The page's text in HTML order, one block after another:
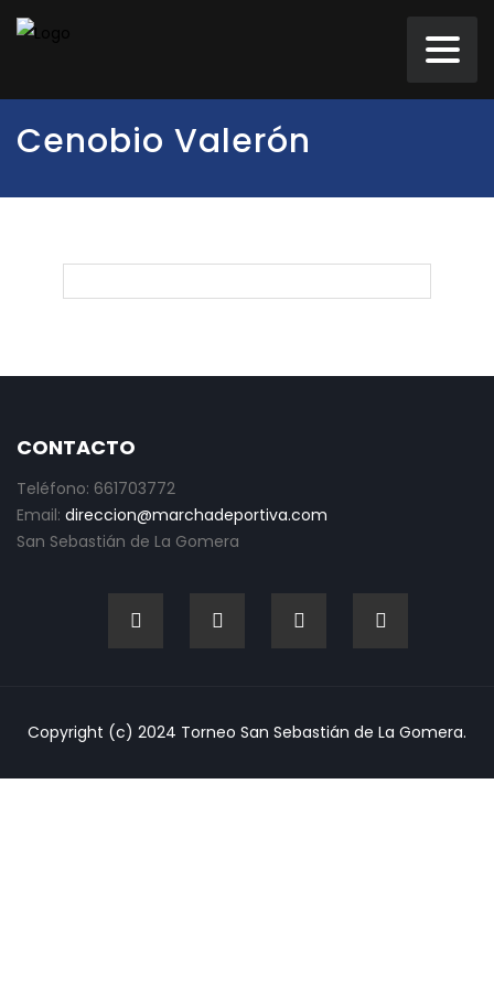
Cenobio Valerón
CONTACTO
Teléfono: 661703772
Email: direccion@marchadeportiva.com
San Sebastián de La Gomera
Copyright (c) 2024 Torneo San Sebastián de La Gomera.